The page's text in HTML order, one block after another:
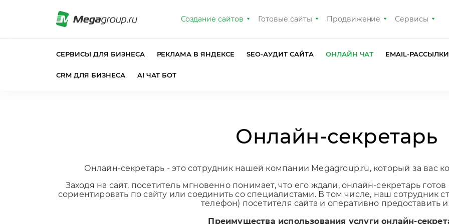
Создание сайтов Готовые сайты Продвижение Сервисы
СЕРВИСЫ ДЛЯ БИЗНЕСА РЕКЛАМА В ЯНДЕКСЕ SEO-АУДИТ САЙТА ОНЛАЙН ЧАТ EMAIL-РАССЫЛКИ
CRM ДЛЯ БИЗНЕСА AI ЧАТ БОТ
Онлайн-секретарь
Онлайн-секретарь - это сотрудник нашей компании Megagroup.ru, который за вас
Заходя на сайт, посетитель мгновенно понимает, что его ждали, онлайн-секретарь
сориентировать по сайту или соединить со специалистами. В том числе, наш сотрудник
телефон) посетителя сайта и оперативно предоставить
Преимущества использования услуги онлайн-